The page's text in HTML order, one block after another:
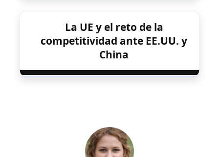
La UE y el reto de la
competitividad ante EE.UU. y
China